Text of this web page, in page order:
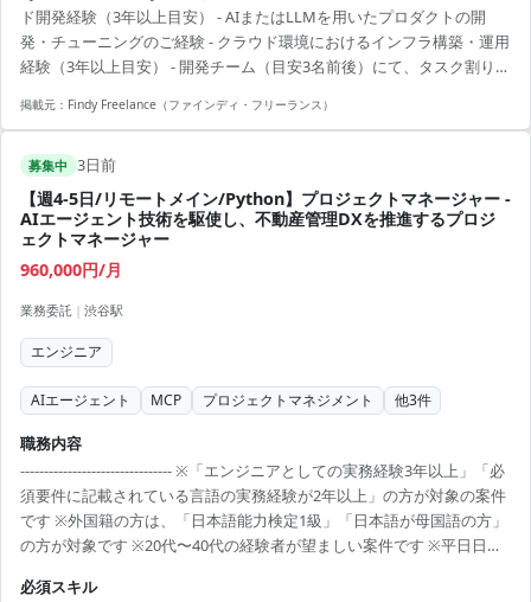
アへのタスク割り振り、品質管理（コードレビュー、アーキテク...
ド開発経験（3年以上目安） - AIまたはLLMを用いたプロダクトの開
発・チューニングのご経験 - クラウド環境におけるインフラ構築・運用
経験（3年以上目安） - 開発チーム（目安3名前後）にて、タスク割り振
組んだ経験 - 期限が設定されている受託プロジェクトにおいて、クライ
掲載元： Findy Freelance（ファインディ・フリーランス）
募集中 3日前
【週4-5日/リモートメイン/Python】プロジェクトマネージャー -
AIエージェント技術を駆使し、不動産管理DXを推進するプロジ
ェクトマネージャー
960,000円/月
業務委託 | 渋谷駅
エンジニア
AIエージェント MCP プロジェクトマネジメント 他3件
職務内容
-------------------------------- ※「エンジニアとしての実務経験3年以上」「必
須要件に記載されている言語の実務経験が2年以上」の方が対象の案件
です ※外国籍の方は、「日本語能力検定1級」「日本語が母国語の方」
の方が対象です ※20代〜40代の経験者が望ましい案件です ※平日日中
いる方は、直接ご連絡いただいた方がスムーズです ----------------------------
必須スキル